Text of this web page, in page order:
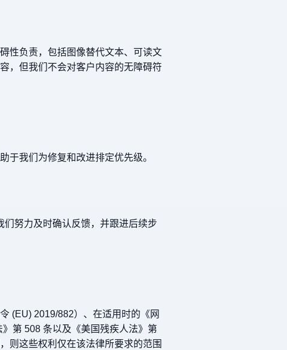
性负责，包括图像替代文本、可读文
，但我们不会对客户内容的无障碍符
于我们为修复和改进排定优先级。
努力及时确认反馈，并跟进后续步
(EU) 2019/882）、在适用时的《网
第 508 条以及《美国残疾人法》第
则这些权利仅在该法律所要求的范围